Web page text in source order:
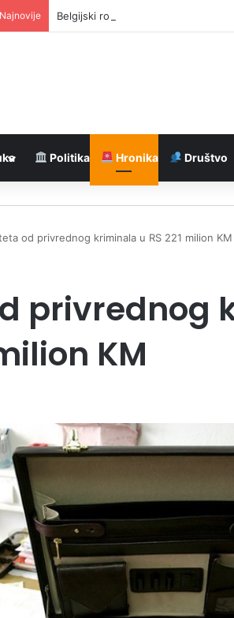
Najnovije Belgijski ronilac pronašao flašu
Politika Hronika Društvo
od privrednog kriminala u RS 221 milion KM
privrednog
KM